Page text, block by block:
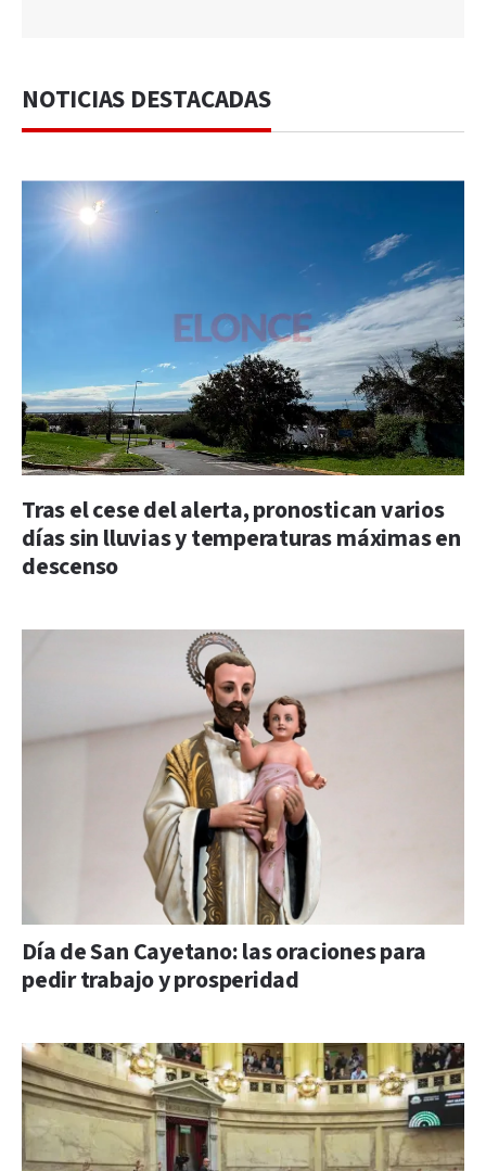
NOTICIAS DESTACADAS
Tras el cese del alerta, pronostican varios
días sin lluvias y temperaturas máximas en
descenso
Día de San Cayetano: las oraciones para
pedir trabajo y prosperidad